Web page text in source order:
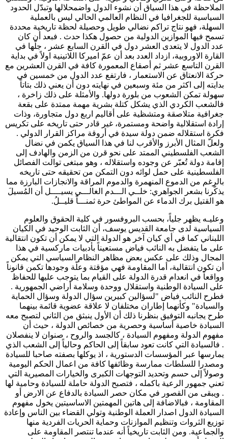
الملاحظة في هذا السياق أن نشوء الدول واضمحلالها وتبدّل الحدود
السياسية للجغرافيا في النظام العالمي الحالي ليس بالعملية
السهلة، فهو نتاج تراكم نضالي طويل وحصيلة لحظة تاريخية محددة
تسمح فيها الموازين الدولية من حصول هكذا حدث . فبعد أن كان
عدد الدول لا يتعدى العشر دول في القرن السابع عشر ، جلّها في
القارة الاوروبية، ازداد العدد بعد أن عمّ اميركا اللاتينية اولاً في بداية
القرن التاسع عشر ثم أصقاع المعمورة كافة في القرن العشرين مع
حركة الانعتاق عن الاستعمار ، فارتفع عدد الدول من خمسين في
بدايته إلى اكثر من مئة وسبعين في نهايته دون أن يعني ذلك بتاتاً
سهولة تمكن الشعوب من بلورة دولها. والأمثلة على ذلك زاخرة ،
فالشعب الكردي الذي يشكل كتلة بشرية مهمة ممتدة على بقعة
جغرافية متلاصقة ومتشظية على أقاليم اربع دول متجاورة، وذات
إرادة استقلالية واضحة ومستمرة، غير قادر حتى تاريخه على تكريس
فكرة استقلاله ضمن دولة سيدة في أروقة مراكز القرار الدولي .
ولعلّ المثال الأبرز والأقرب لنا في هذا السياق يكمن في نضال
الشعب الفلسطيني الممتد على نحو قرن من الزمن والهادف إلى
إقامة دولة تُعبّر عن وجوده واستقلاله ، وهو مبتغى توالت الفصائل
الفلسطينية على حمل لوائه دون التمكن من تحقيقه حتى تاريخه
بالرغم من الدموع المنهمرة والدموم المراقة والانجازات البارزة مما
يذكّرنا بشعر الجواهري: خلــي الـــدم الغالـــي يسيــــل أن المُسيلَ
هو القتيل برك الدماء عن المواطئ حرة ثمنـــاً قليــلُ.
وعليـه يظهر جلياً، بحسب البروفسور في كلية الحقوق والعلوم
السياسية لدى جامعة القديس يوسف، أن الثابت الوحيد في الكيان
اللبناني كما في أي كيان آخر هو الدولة التي لا يمكن أن تكون انتقالية
على ما يتفضل به النائب فياض مستعيناً بأدبيات ماركسية في هذا
المجال وذلك على عكس بعض مظاهر النظام السياسي التي يمكن
أن تكون انتقالية، أما المقاومة فهي مؤقتة وعلّة وجودها تكمن قانوناً
وواقعاً في انعدام قدرة الدولة على القيام بما يتوجب عليها للحفاظ
على السيادة الوطنية واستقلال ووحدة وسلامة أراضي الجمهورية .
فطرح النائب فياض "لسؤالين كبيرين سؤال الدولة وسؤال الحماية
والسيادة" وكأنهما إطاران مختلفان لا علاقة عضوية قائمة بينهما
طرح يجانبه التوفيق بنظرنا ذلك أن الأول ينبثق من الثاني لتصبح معه
السيادة خاصية أساسية وحصرية من خصائص الدولة ، حيث أن
مفهوم الدولة ومفهوم السيادة ، كالجسد والروح ، صنوان لا ينفصلان
. فالسيادة التي كانت تعود سابقاً إلى الحاكم وحالياً إلى الشعب الذي
يمارسها عبر المؤسسات الدستورية ، اذ يوكلها بصفته صاحبا للسيادة
ومصدرا للسلطات ممارسة وظائفها كافة من اعمال الحكم اليومية
وصولاً إلى حسم وتحديد التوجهات الكبرى والخيارات المصيرية التي
تعني جمهور الرعية باكمله ، فتصبح الدولة حاملة للسيادة وحامية لها
. ويبقى من القصور في مكان حصر السيادة بالدفاع عن الارض أو
المقاومة ، فبالاضافة إلى هاتين المهمتين الاساسيتين يخول مفهوم
السيادة الدول اصدار العملة الوطنية وتولي القضاء بين الناس وإعادة
توزيع الثروات وتنظيم الموازنات وحماية الحريات الفردية منها
والجماعية. ومن الثابت تاريخياً أنه عندما تنتصر المقاومة على